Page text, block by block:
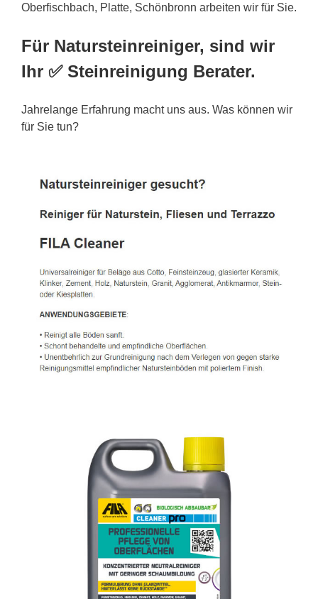
Oberfischbach, Platte, Schönbronn arbeiten wir für Sie.
Für Natursteinreiniger, sind wir
Ihr ✅ Steinreinigung Berater.
Jahrelange Erfahrung macht uns aus. Was können wir
für Sie tun?